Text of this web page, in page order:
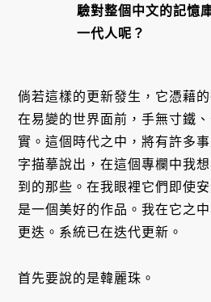
驗對整個中文的記憶
一代人呢？
倘若這樣的更新發生，它憑藉
在易變的世界面前，手無寸鐵
實。這個時代之中，將有許多
字描摹說出，在這個專欄中我
到的那些。在我眼裡它們即使
是一個美好的作品。我在它之
更迭。系統已在迭代更新。
首先要說的是韓麗珠。